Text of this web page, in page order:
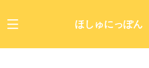
ほしゅにっぽん